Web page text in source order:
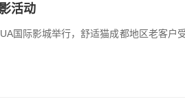
活动
国际影城举行，舒适猫成都地区老客